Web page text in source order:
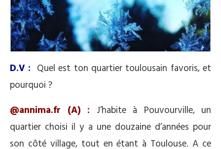
D.V : Quel est ton quartier toulousain favoris, et
pourquoi ?
@annima.fr (A) : J’habite à Pouvourville, un
quartier choisi il y a une douzaine d’années pour
son côté village, tout en étant à Toulouse. A ce